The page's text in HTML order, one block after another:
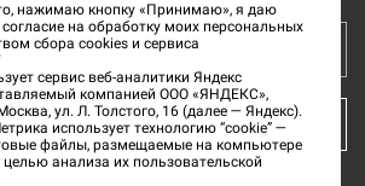
КУПИТЬ БИЛЕТ
нажимаю кнопку «Принимаю», я даю
на обработку моих персональных
сбора cookies и сервиса
сервис веб-аналитики Яндекс
компанией ООО «ЯНДЕКС»,
ул. Л. Толстого, 16 (далее — Яндекс).
использует технологию “cookie” —
файлы, размещаемые на компьютере
целью анализа их пользовательской